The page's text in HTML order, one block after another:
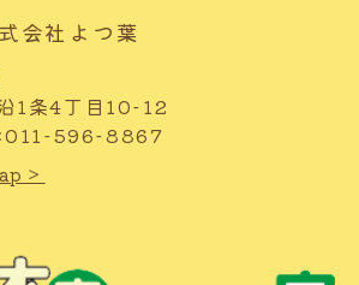
会社よつ葉
1条4丁目10-12
:011-596-8867
＞